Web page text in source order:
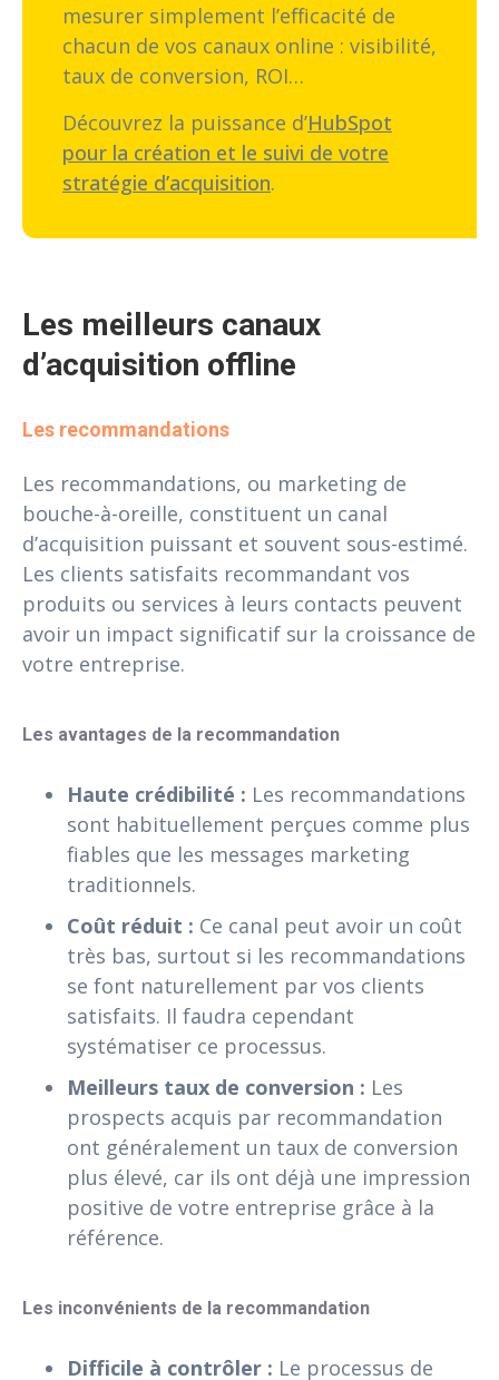
mesurer simplement l’efficacité de
chacun de vos canaux online : visibilité,
taux de conversion, ROI…
Découvrez la puissance d’HubSpot
pour la création et le suivi de votre
stratégie d’acquisition.
Les meilleurs canaux
d’acquisition offline
Les recommandations
Les recommandations, ou marketing de
bouche-à-oreille, constituent un canal
d’acquisition puissant et souvent sous-estimé.
Les clients satisfaits recommandant vos
produits ou services à leurs contacts peuvent
avoir un impact significatif sur la croissance de
votre entreprise.
Les avantages de la recommandation
Haute crédibilité : Les recommandations
sont habituellement perçues comme plus
fiables que les messages marketing
traditionnels.
Coût réduit : Ce canal peut avoir un coût
très bas, surtout si les recommandations
se font naturellement par vos clients
satisfaits. Il faudra cependant
systématiser ce processus.
Meilleurs taux de conversion : Les
prospects acquis par recommandation
ont généralement un taux de conversion
plus élevé, car ils ont déjà une impression
positive de votre entreprise grâce à la
référence.
Les inconvénients de la recommandation
Difficile à contrôler : Le processus de